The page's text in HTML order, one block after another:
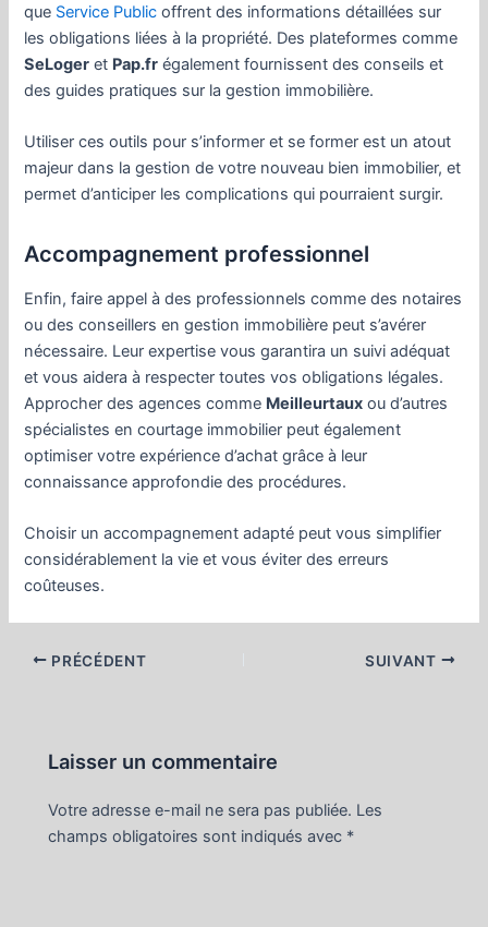
que Service Public offrent des informations détaillées sur
les obligations liées à la propriété. Des plateformes comme
SeLoger et Pap.fr également fournissent des conseils et
des guides pratiques sur la gestion immobilière.
Utiliser ces outils pour s’informer et se former est un atout
majeur dans la gestion de votre nouveau bien immobilier, et
permet d’anticiper les complications qui pourraient surgir.
Accompagnement professionnel
Enfin, faire appel à des professionnels comme des notaires
ou des conseillers en gestion immobilière peut s’avérer
nécessaire. Leur expertise vous garantira un suivi adéquat
et vous aidera à respecter toutes vos obligations légales.
Approcher des agences comme Meilleurtaux ou d’autres
spécialistes en courtage immobilier peut également
optimiser votre expérience d’achat grâce à leur
connaissance approfondie des procédures.
Choisir un accompagnement adapté peut vous simplifier
considérablement la vie et vous éviter des erreurs
coûteuses.
NavigationPRÉCÉDENT SUIVANT
Laisser un commentaire
Votre adresse e-mail ne sera pas publiée. Les
champs obligatoires sont indiqués avec *